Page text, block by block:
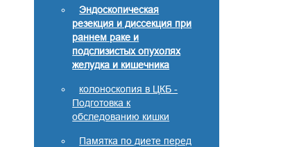
Эндоскопическая
резекция и диссекция при
раннем раке и
подслизистых опухолях
желудка и кишечника
колоноскопия в ЦКБ -
Подготовка к
обследованию кишки
Памятка по диете перед